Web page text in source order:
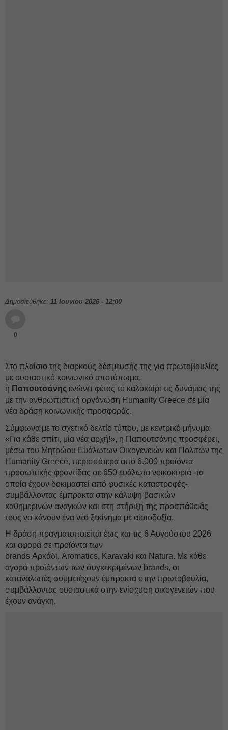
Δημοσιεύθηκε: 11 Ιουνίου 2026 - 12:00
0
Στο πλαίσιο της διαρκούς δέσμευσής της για πρωτοβουλίες
με ουσιαστικό κοινωνικό αποτύπωμα,
η Παπουτσάνης ενώνει φέτος το καλοκαίρι τις δυνάμεις της
με την ανθρωπιστική οργάνωση Humanity Greece σε μία
νέα δράση κοινωνικής προσφοράς.
Σύμφωνα με το σχετικό δελτίο τύπου, με κεντρικό μήνυμα
«Για κάθε σπίτι, μία νέα αρχή!», η Παπουτσάνης προσφέρει,
μέσω του Μητρώου Ευάλωτων Οικογενειών και Πολιτών της
Humanity Greece, περισσότερα από 6.000 προϊόντα
προσωπικής φροντίδας σε 650 ευάλωτα νοικοκυριά -τα
οποία έχουν δοκιμαστεί από φυσικές καταστροφές-,
συμβάλλοντας έμπρακτα στην κάλυψη βασικών
καθημερινών αναγκών και στη στήριξη της προσπάθειάς
τους να κάνουν ένα νέο ξεκίνημα με αισιοδοξία.
Η δράση πραγματοποιείται έως και τις 6 Αυγούστου 2026
και αφορά σε προϊόντα των
brands Αρκάδι, Aromatics, Karavaki και Natura. Με κάθε
αγορά προϊόντων των συγκεκριμένων brands, οι
καταναλωτές συμμετέχουν έμπρακτα στην πρωτοβουλία,
συμβάλλοντας ουσιαστικά στην ενίσχυση οικογενειών που
έχουν ανάγκη.